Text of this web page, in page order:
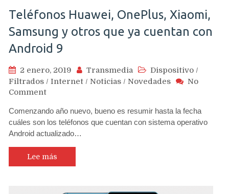
Teléfonos Huawei, OnePlus, Xiaomi,
Samsung y otros que ya cuentan con
Android 9
2 enero, 2019 Transmedia Dispositivo /
Filtrados / Internet / Noticias / Novedades
No
Commenton
Huawei,
OnePlus,
Xiaomi,
Samsung
y
otros
Comenzando año nuevo, bueno es resumir hasta la fecha
cuáles son los teléfonos que cuentan con sistema operativo
Android actualizado…
Lee más